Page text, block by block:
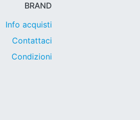
BRAND
Info acquisti
Contattaci
Condizioni